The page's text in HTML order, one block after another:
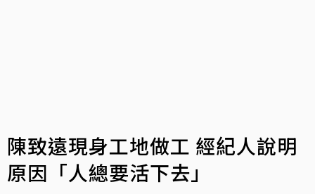
陳致遠現身工地做工 經紀人說明
原因「人總要活下去」